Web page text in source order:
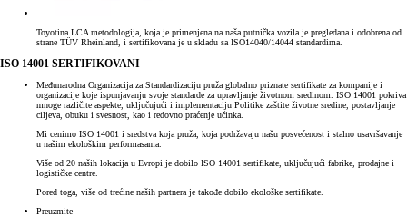
Toyotina LCA metodologija, koja je primenjena na naša putnička vozila je pregledana i odobrena od
strane TÜV Rheinland, i sertifikovana je u skladu sa ISO14040/14044 standardima.
ISO 14001 SERTIFIKOVANI
Međunarodna Organizacija za Standardizaciju pruža globalno priznate sertifikate za kompanije i
organizacije koje ispunjavanju svoje standarde za upravljanje životnom sredinom. ISO 14001 pokriva
mnoge različite aspekte, uključujući i implementaciju Politike zaštite životne sredine, postavljanje
ciljeva, obuku i svesnost, kao i redovno praćenje učinka.
Mi cenimo ISO 14001 i sredstva koja pruža, koja podržavaju našu posvećenost i stalno usavršavanje
u našim ekološkim performasama.
Više od 20 naših lokacija u Evropi je dobilo ISO 14001 sertifikate, uključujući fabrike, prodajne i
logističke centre.
Pored toga, više od trećine naših partnera je takođe dobilo ekološke sertifikate.
Preuzmite